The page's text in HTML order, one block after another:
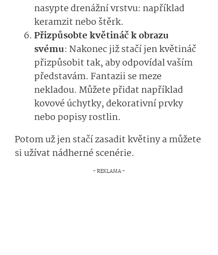
nasypte drenážní vrstvu: například
keramzit nebo štěrk.
Přizpůsobte květináč k obrazu
svému: Nakonec již stačí jen květináč
přizpůsobit tak, aby odpovídal vaším
představám. Fantazii se meze
nekladou. Můžete přidat například
kovové úchytky, dekorativní prvky
nebo popisy rostlin.
Potom už jen stačí zasadit květiny a můžete
si užívat nádherné scenérie.